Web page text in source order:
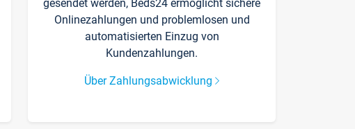
gesendet werden, Beds24 ermöglicht sichere
Onlinezahlungen und problemlosen und
automatisierten Einzug von
Kundenzahlungen.
Über Zahlungsabwicklung